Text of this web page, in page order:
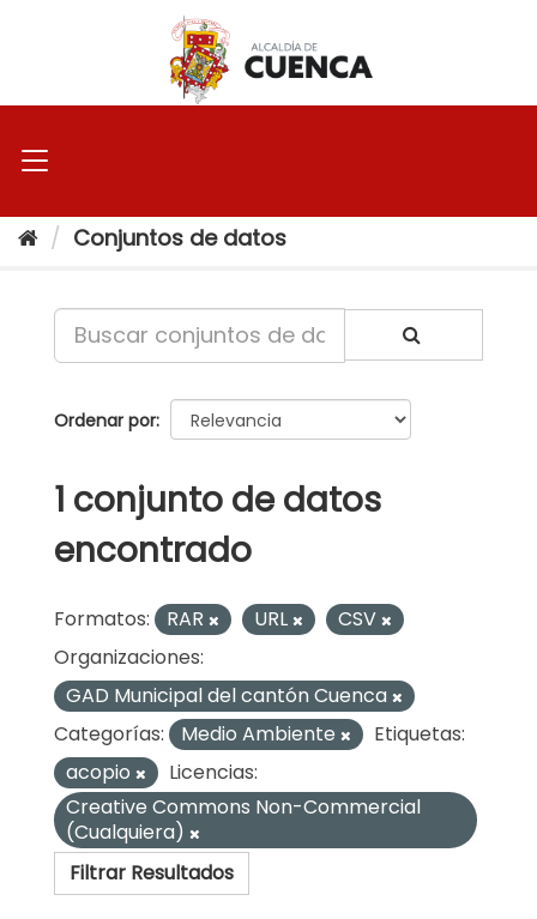
Conjuntos de datos
Ordenar por
1 conjunto de datos
encontrado
Formatos: RAR URL
CSV
Organizaciones:
GAD Municipal del cantón Cuenca
Categorías:
Medio Ambiente
Etiquetas:
acopio
Licencias:
Creative Commons Non-Commercial
(Cualquiera)
Filtrar Resultados